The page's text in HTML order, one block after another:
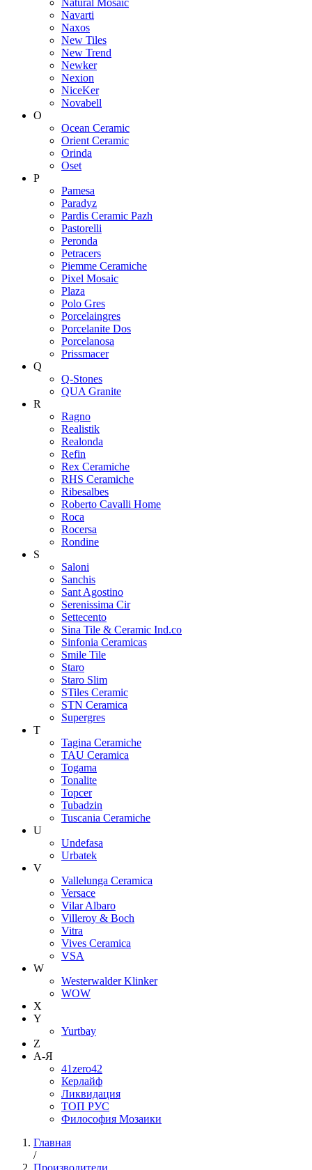
Navarti
Naxos
New Tiles
New Trend
Newker
Nexion
NiceKer
Novabell
O
Ocean Ceramic
Orient Ceramic
Orinda
Oset
P
Pamesa
Paradyz
Pardis Ceramic Pazh
Pastorelli
Peronda
Petracers
Piemme Ceramiche
Pixel Mosaic
Plaza
Polo Gres
Porcelaingres
Porcelanite Dos
Porcelanosa
Prissmacer
Q
Q-Stones
QUA Granite
R
Ragno
Realistik
Realonda
Refin
Rex Ceramiche
RHS Ceramiche
Ribesalbes
Roberto Cavalli Home
Roca
Rocersa
Rondine
S
Saloni
Sanchis
Sant Agostino
Serenissima Cir
Settecento
Sina Tile & Ceramic Ind.co
Sinfonia Ceramicas
Smile Tile
Staro
Staro Slim
STiles Ceramic
STN Ceramica
Supergres
T
Tagina Ceramiche
TAU Ceramica
Togama
Tonalite
Topcer
Tubadzin
Tuscania Ceramiche
U
Undefasa
Urbatek
V
Vallelunga Ceramica
Versace
Vilar Albaro
Villeroy & Boch
Vitra
Vives Ceramica
VSA
W
Westerwalder Klinker
WOW
X
Y
Yurtbay
Z
А-Я
41zero42
Керлайф
Ликвидация
ТОП РУС
Философия Мозаики
Главная
/
Производители